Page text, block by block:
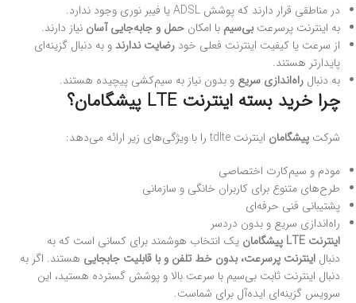
در مناطقی قرار دارند که پوشش ADSL یا فیبر نوری وجود ندارد.
به اینترنت پرسرعتبی‌سیم با امکان حمل و جابه‌جایی آسان نیاز دارند.
از سرعت یا کیفیت اینترنت فعلی خود رضایت ندارندو به دنبال گزینه‌ای
پایدارتر هستند.
به دنبال راه‌اندازی سریع و بدون نیاز به سیم‌کشی پیچیده هستند.
چرا خرید بسته اینترنت LTE پیشگامان؟
شرکت پیشگامان اینترنت tdlte را با ویژگی‌های زیر ارائه می‌دهد:
مودم و سیم‌کارت اختصاصی
طرح‌های متنوع برای کاربران خانگی و سازمانی
پشتیبانی فنی حرفه‌ای
راه‌اندازی سریع و بدون دردسر
اینترنت LTE پیشگامان
یک انتخاب هوشمند برای کسانی است که به
دنبال اینترنت پرسرعت، بدون خط تلفن و با قابلیت جابجایی هستند. اگر به
دنبال اینترنت ثابت بی‌سیم با سرعت بالا و پوشش گسترده هستید، این
سرویس گزینه‌ای ایده‌آل برای شماست.